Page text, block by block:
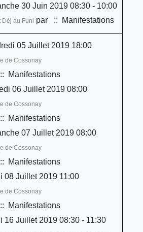
30 Juin 2019 08:30 - 10:00
Déj au Funi par :: Manifestations
05 Juillet 2019 18:00
de Cossonay
:: Manifestations
06 Juillet 2019 08:00
de Cossonay
:: Manifestations
07 Juillet 2019 08:00
de Cossonay
:: Manifestations
08 Juillet 2019 11:00
de Cossonay
:: Manifestations
16 Juillet 2019 08:30 - 11:30